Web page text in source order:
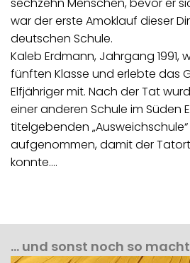
war der erste Amoklauf dieser
deutschen Schule.
Kaleb Erdmann, Jahrgang 1991,
fünften Klasse und erlebte das
Elfjähriger mit. Nach der Tat
einer anderen Schule im Süden
titelgebenden
aufgenommen, damit der
konnte.…
… und sonst noch so